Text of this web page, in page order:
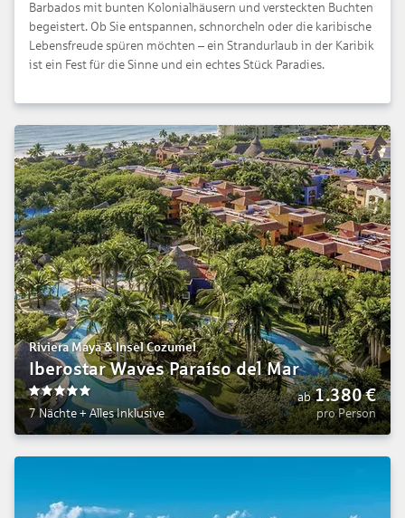
Barbados mit bunten Kolonialhäusern und versteckten Buchten
begeistert. Ob Sie entspannen, schnorcheln oder die karibische
Lebensfreude spüren möchten – ein Strandurlaub in der Karibik
ist ein Fest für die Sinne und ein echtes Stück Paradies.
Riviera Maya & Insel Cozumel
Iberostar Waves Paraíso del Mar
5
7 Nächte +Alles Inklusive
ab 1.380€
pro Person